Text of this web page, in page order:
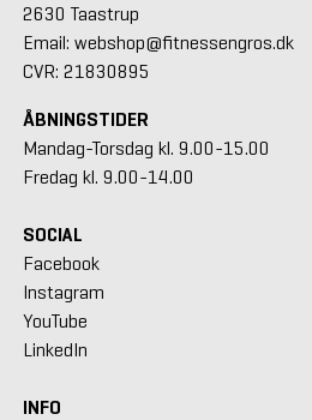
2630 Taastrup
Email: webshop@fitnessengros.dk
CVR: 21830895
ÅBNINGSTIDER
Mandag-Torsdag kl. 9.00-15.00
Fredag kl. 9.00-14.00
SOCIAL
Facebook
Instagram
YouTube
LinkedIn
INFO